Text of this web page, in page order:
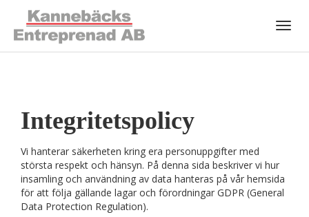
Integritetspolicy
Vi hanterar säkerheten kring era personuppgifter med
största respekt och hänsyn. På denna sida beskriver vi hur
insamling och användning av data hanteras på vår hemsida
för att följa gällande lagar och förordningar GDPR (General
Data Protection Regulation).